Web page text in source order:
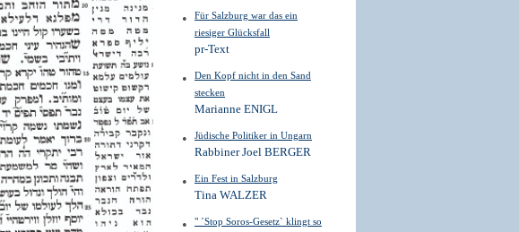
Für Salzburg war das ein
riesiger Glücksfall
pr-Text
Den Kopf nicht in den Sand
stecken
Marianne ENIGL
Jüdische Politiker in Ungarn
Rabbiner Joel BERGER
Ein Fest in Salzburg
Tina WALZER
" ´Stop Soros-Gesetz` klingt so